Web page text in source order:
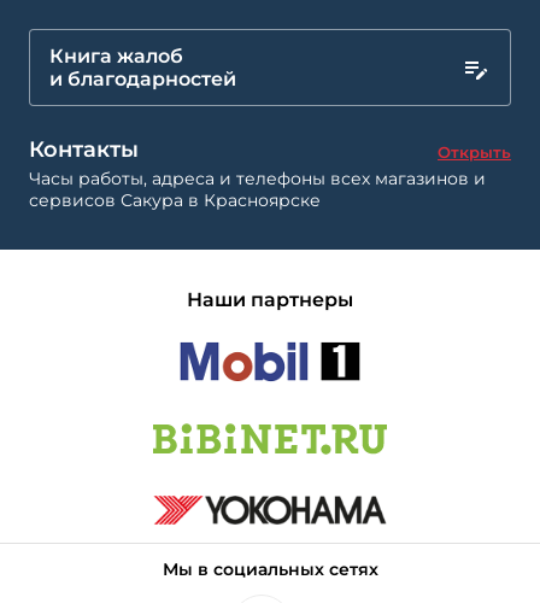
Книга жалоб
и благодарностей
Контакты Открыть
Часы работы, адреса и телефоны всех магазинов и
сервисов Сакура в Красноярске
Наши партнеры
Мы в социальных сетях